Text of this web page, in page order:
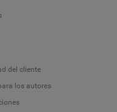
del cliente
los autores
Language
Deutsch